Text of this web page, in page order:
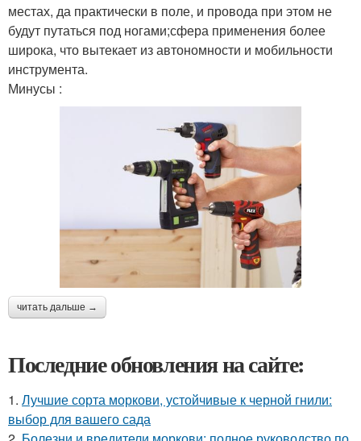
местах, да практически в поле, и провода при этом не
будут путаться под ногами;сфера применения более
широка, что вытекает из автономности и мобильности
инструмента.
Минусы :
читать дальше →
Последние обновления на сайте:
1. Лучшие сорта моркови, устойчивые к черной гнили:
выбор для вашего сада